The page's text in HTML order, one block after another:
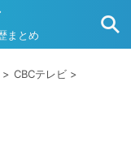
まとめ
> CBCテレビ >